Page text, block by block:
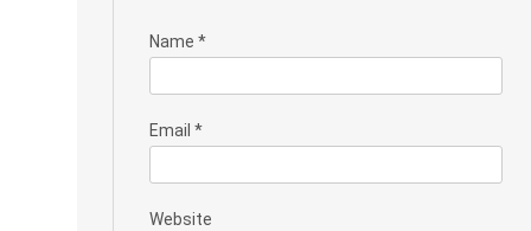
Name *
Email *
Website